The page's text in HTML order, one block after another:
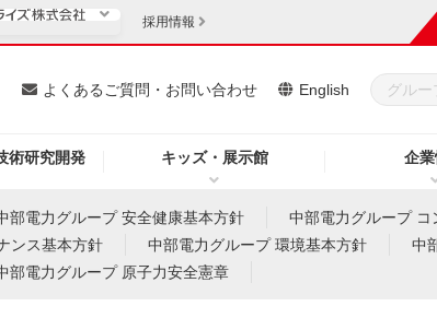
術研究開発 キッズ・展示館 企
よくあるご質問・お問い合わせ English
採用情報
部電力グループ 安全健康基本方針
中部電力グループ
ンス基本方針
中部電力グループ 環境基本方針
中
部電力グループ 原子力安全憲章